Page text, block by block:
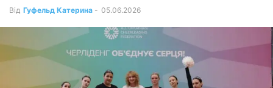
Від Гуфельд Катерина - 05.06.2026